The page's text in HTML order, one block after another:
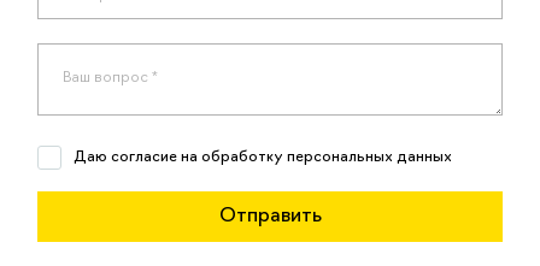
Даю согласие на обработку персональных данных